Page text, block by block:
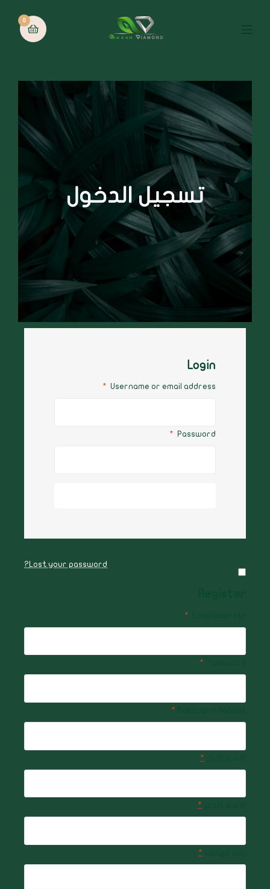
0
تسجيل الدخول
Login
Username or email address
*
Password
*
Lost your password?
*
*
*
*
*
*